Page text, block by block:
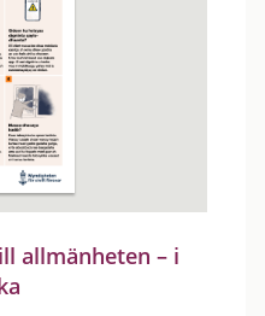
allmänheten – i